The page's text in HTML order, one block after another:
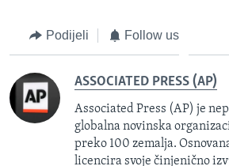
Podijeli Follow us
ASSOCIATED PRESS (AP)
Associated Press (AP) je
globalna novinska
preko 100 zemalja.
licencira svoje činjenično